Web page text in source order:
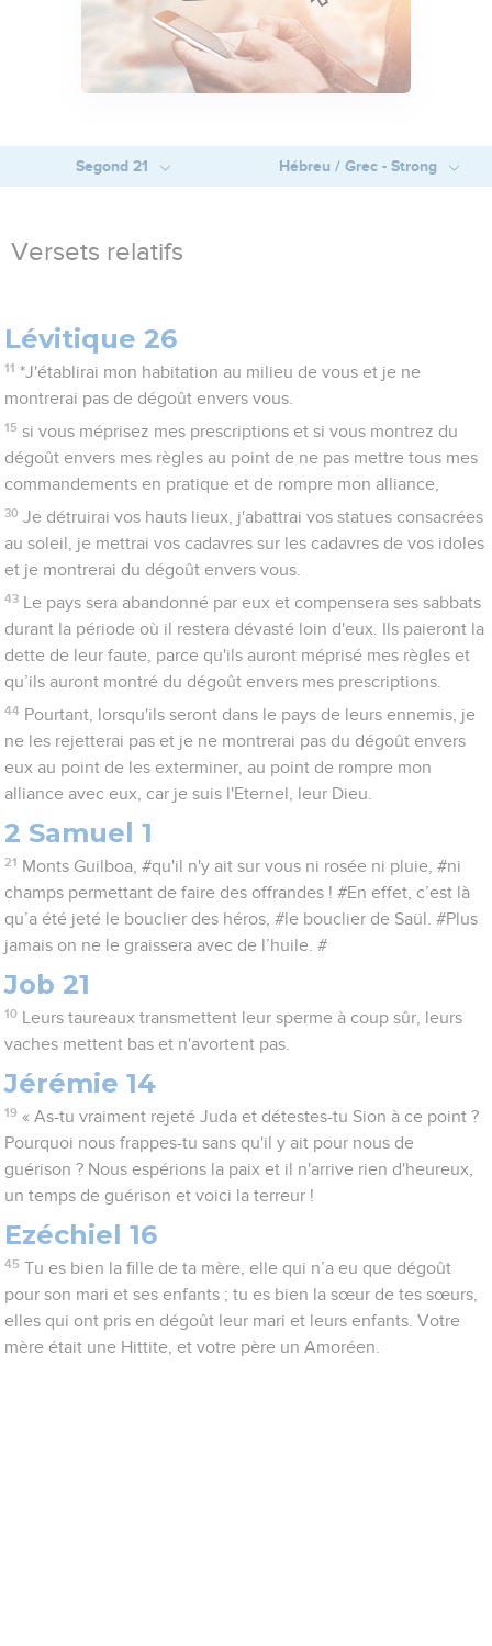
Segond 21 Hébreu / Grec - Strong
Versets relatifs
Lévitique 26
11 *J'établirai mon habitation au milieu de vous et je ne
montrerai pas de dégoût envers vous.
15 si vous méprisez mes prescriptions et si vous montrez du
dégoût envers mes règles au point de ne pas mettre tous mes
commandements en pratique et de rompre mon alliance,
30 Je détruirai vos hauts lieux, j'abattrai vos statues consacrées
au soleil, je mettrai vos cadavres sur les cadavres de vos idoles
et je montrerai du dégoût envers vous.
43
Le pays sera abandonné par eux et compensera ses sabbats
durant la période où il restera dévasté loin d'eux. Ils paieront la
dette de leur faute, parce qu'ils auront méprisé mes règles et
qu’ils auront montré du dégoût envers mes prescriptions.
44 Pourtant, lorsqu'ils seront dans le pays de leurs ennemis, je
ne les rejetterai pas et je ne montrerai pas du dégoût envers
eux au point de les exterminer, au point de rompre mon
alliance avec eux, car je suis l'Eternel, leur Dieu.
2 Samuel 1
21 Monts Guilboa, #qu'il n'y ait sur vous ni rosée ni pluie, #ni
champs permettant de faire des offrandes ! #En effet, c’est là
qu’a été jeté le bouclier des héros, #le bouclier de Saül. #Plus
jamais on ne le graissera avec de l’huile. #
Job 21
10
Leurs taureaux transmettent leur sperme à coup sûr, leurs
vaches mettent bas et n'avortent pas.
Jérémie 14
19 « As-tu vraiment rejeté Juda et détestes-tu Sion à ce point ?
Pourquoi nous frappes-tu sans qu'il y ait pour nous de
guérison ? Nous espérions la paix et il n'arrive rien d'heureux,
un temps de guérison et voici la terreur !
Ezéchiel 16
45 Tu es bien la fille de ta mère, elle qui n’a eu que dégoût
pour son mari et ses enfants ; tu es bien la sœur de tes sœurs,
elles qui ont pris en dégoût leur mari et leurs enfants. Votre
mère était une Hittite, et votre père un Amoréen.